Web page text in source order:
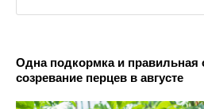
Одна подкормка и правильная
созревание перцев в августе